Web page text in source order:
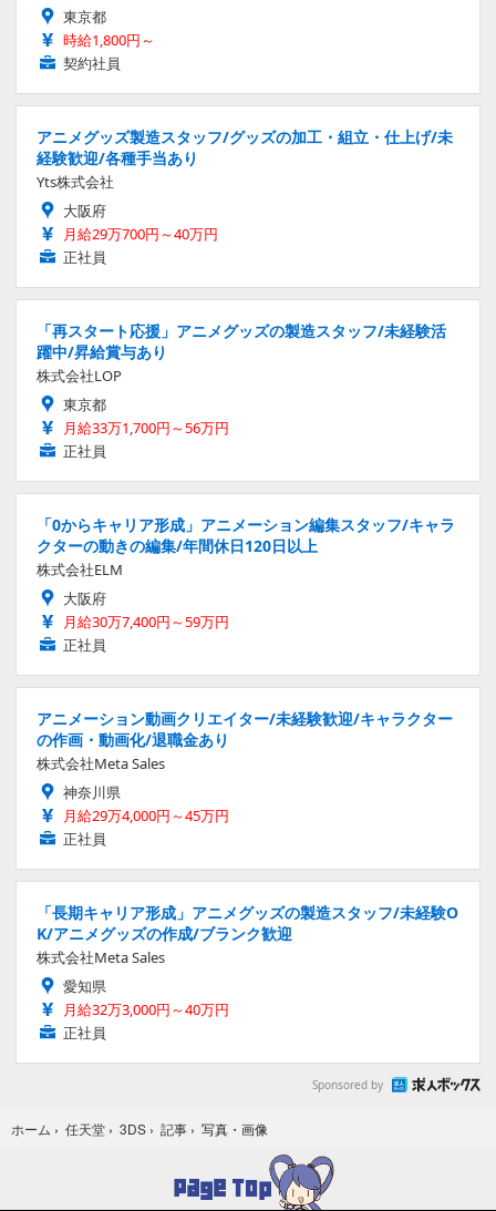
東京都
時給1,800円～
契約社員
アニメグッズ製造スタッフ/グッズの加工・組立・仕上げ/未
経験歓迎/各種手当あり
Yts株式会社
大阪府
月給29万700円～40万円
正社員
「再スタート応援」アニメグッズの製造スタッフ/未経験活
躍中/昇給賞与あり
株式会社LOP
東京都
月給33万1,700円～56万円
正社員
「0からキャリア形成」アニメーション編集スタッフ/キャラ
クターの動きの編集/年間休日120日以上
株式会社ELM
大阪府
月給30万7,400円～59万円
正社員
アニメーション動画クリエイター/未経験歓迎/キャラクター
の作画・動画化/退職金あり
株式会社Meta Sales
神奈川県
月給29万4,000円～45万円
正社員
「長期キャリア形成」アニメグッズの製造スタッフ/未経験O
K/アニメグッズの作成/ブランク歓迎
株式会社Meta Sales
愛知県
月給32万3,000円～40万円
正社員
Sponsored by
ホーム › 任天堂 › 3DS › 記事 › 写真・画像